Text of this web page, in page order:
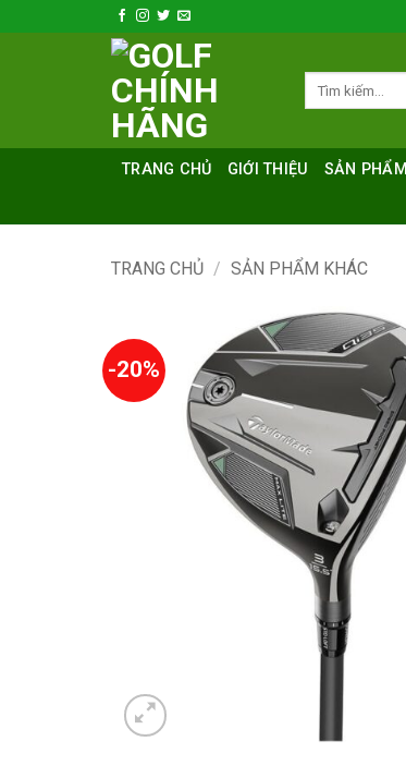
qua
TRANG CHỦ GIỚI THIỆU SẢN PHẨM
TRANG CHỦ / SẢN PHẨM KHÁC
-20%